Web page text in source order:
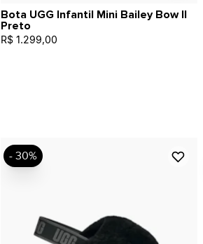
Bota UGG Infantil Mini Bailey Bow II
Preto
R$ 1.299,00
- 30%